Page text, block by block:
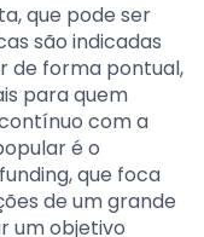
que pode ser
são indicadas
de forma pontual,
para quem
com a
é o
que foca
de um grande
um objetivo